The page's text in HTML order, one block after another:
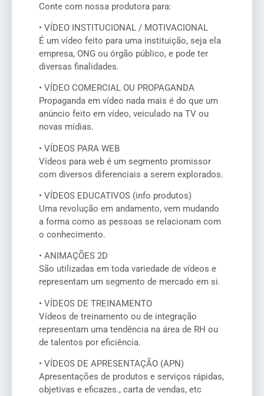
Conte com nossa produtora para:
• VÍDEO INSTITUCIONAL / MOTIVACIONAL
É um vídeo feito para uma instituição, seja ela
empresa, ONG ou órgão público, e pode ter
diversas finalidades.
• VÍDEO COMERCIAL OU PROPAGANDA
Propaganda em vídeo nada mais é do que um
anúncio feito em vídeo, veiculado na TV ou
novas mídias.
• VÍDEOS PARA WEB
Vídeos para web é um segmento promissor
com diversos diferenciais a serem explorados.
• VÍDEOS EDUCATIVOS (info produtos)
Uma revolução em andamento, vem mudando
a forma como as pessoas se relacionam com
o conhecimento.
• ANIMAÇÕES 2D
São utilizadas em toda variedade de vídeos e
representam um segmento de mercado em si.
• VÍDEOS DE TREINAMENTO
Vídeos de treinamento ou de integração
representam uma tendência na área de RH ou
de talentos por eficiência.
• VÍDEOS DE APRESENTAÇÃO (APN)
Apresentações de produtos e serviços rápidas,
objetivas e eficazes., carta de vendas, etc